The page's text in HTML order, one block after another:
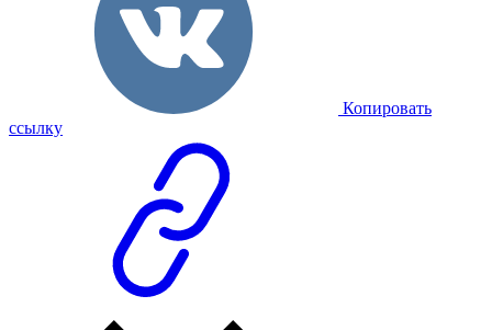
Копировать
ссылку